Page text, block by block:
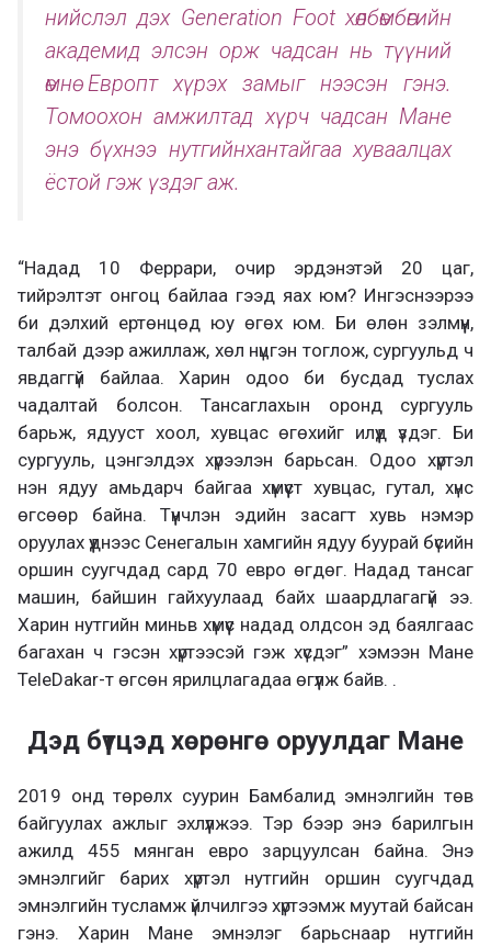
нийслэл дэх Generation Foot хөлбөмбөгийн
академид элсэн орж чадсан нь түүний
өмнө Европт хүрэх замыг нээсэн гэнэ.
Томоохон амжилтад хүрч чадсан Мане
энэ бүхнээ нутгийнхантайгаа хуваалцах
ёстой гэж үздэг аж.
“Надад 10 Феррари, очир эрдэнэтэй 20 цаг,
тийрэлтэт онгоц байлаа гээд яах юм? Ингэснээрээ
би дэлхий ертөнцөд юу өгөх юм. Би өлөн зэлмүүн,
талбай дээр ажиллаж, хөл нүцгэн тоглож, сургуульд ч
явдаггүй байлаа. Харин одоо би бусдад туслах
чадалтай болсон. Тансаглахын оронд сургууль
барьж, ядууст хоол, хувцас өгөхийг илүүд үздэг. Би
сургууль, цэнгэлдэх хүрээлэн барьсан. Одоо хүртэл
нэн ядуу амьдарч байгаа хүмүүст хувцас, гутал, хүнс
өгсөөр байна. Түүнчлэн эдийн засагт хувь нэмэр
оруулах үүднээс Сенегалын хамгийн ядуу буурай бүсийн
оршин суугчдад сард 70 евро өгдөг. Надад тансаг
машин, байшин гайхуулаад байх шаардлагагүй ээ.
Харин нутгийн миньв хүмүүс надад олдсон эд баялгаас
багахан ч гэсэн хүртээсэй гэж хүсдэг” хэмээн Мане
TeleDakar-т өгсөн ярилцлагадаа өгүүлж байв. .
Дэд бүтцэд хөрөнгө оруулдаг Мане
2019 онд төрөлх суурин Бамбалид эмнэлгийн төв
байгуулах ажлыг эхлүүлжээ. Тэр бээр энэ барилгын
ажилд 455 мянган евро зарцуулсан байна. Энэ
эмнэлгийг барих хүртэл нутгийн оршин суугчдад
эмнэлгийн тусламж үйлчилгээ хүртээмж муутай байсан
гэнэ. Харин Мане эмнэлэг барьснаар нутгийн